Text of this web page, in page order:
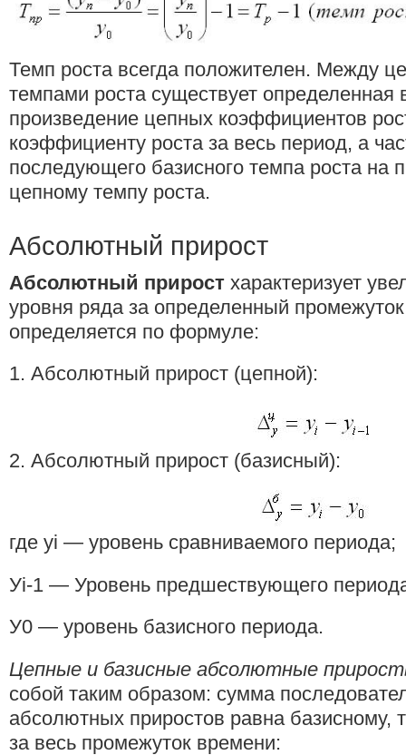
Темп роста всегда положителен. Между
темпами роста существует определенная
произведение цепных коэффициентов
коэффициенту роста за весь период, а
последующего базисного темпа роста на
цепному темпу роста.
Абсолютный прирост
Абсолютный прирост характеризует
уровня ряда за определенный
определяется по формуле:
1. Абсолютный прирост (цепной):
2. Абсолютный прирост (базисный):
где уi — уровень сравниваемого периода;
Уi-1 — Уровень предшествующего
У0 — уровень базисного периода.
Цепные и базисные абсолютные
собой таким образом: сумма
абсолютных приростов равна базисному,
за весь промежуток времени: